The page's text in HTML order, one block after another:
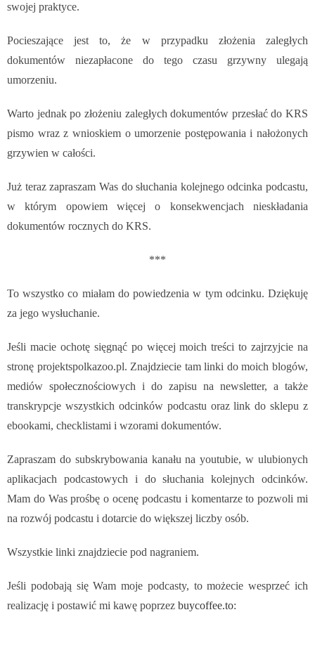
swojej praktyce.
Pocieszające jest to, że w przypadku złożenia zaległych
dokumentów niezapłacone do tego czasu grzywny ulegają
umorzeniu.
Warto jednak po złożeniu zaległych dokumentów przesłać do KRS
pismo wraz z wnioskiem o umorzenie postępowania i nałożonych
grzywien w całości.
Już teraz zapraszam Was do słuchania kolejnego odcinka podcastu,
w którym opowiem więcej o konsekwencjach nieskładania
dokumentów rocznych do KRS.
***
To wszystko co miałam do powiedzenia w tym odcinku. Dziękuję
za jego wysłuchanie.
Jeśli macie ochotę sięgnąć po więcej moich treści to zajrzyjcie na
stronę projektspolkazoo.pl. Znajdziecie tam linki do moich blogów,
mediów społecznościowych i do zapisu na newsletter, a także
transkrypcje wszystkich odcinków podcastu oraz link do sklepu z
ebookami, checklistami i wzorami dokumentów.
Zapraszam do subskrybowania kanału na youtubie, w ulubionych
aplikacjach podcastowych i do słuchania kolejnych odcinków.
Mam do Was prośbę o ocenę podcastu i komentarze to pozwoli mi
na rozwój podcastu i dotarcie do większej liczby osób.
Wszystkie linki znajdziecie pod nagraniem.
Jeśli podobają się Wam moje podcasty, to możecie wesprzeć ich
realizację i postawić mi kawę poprzez buycoffee.to: